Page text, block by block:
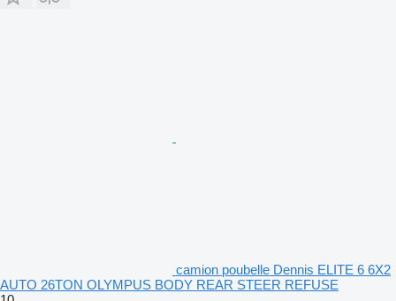
camion poubelle Dennis ELITE 6 6X2
AUTO 26TON OLYMPUS BODY REAR STEER REFUSE